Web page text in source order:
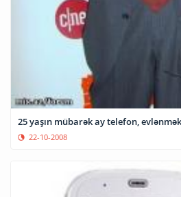
25 yaşın mübarək ay telefon,
22-10-2008